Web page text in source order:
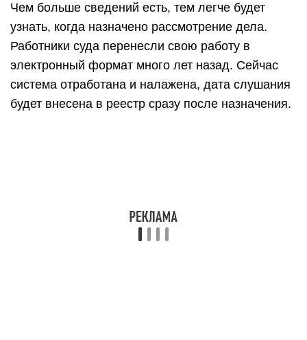
Чем больше сведений есть, тем легче будет
узнать, когда назначено рассмотрение дела.
Работники суда перенесли свою работу в
электронный формат много лет назад. Сейчас
система отработана и налажена, дата слушания
будет внесена в реестр сразу после назначения.